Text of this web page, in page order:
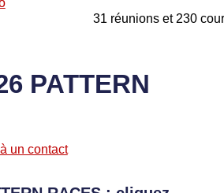
31 réunions et 230
PATTERN